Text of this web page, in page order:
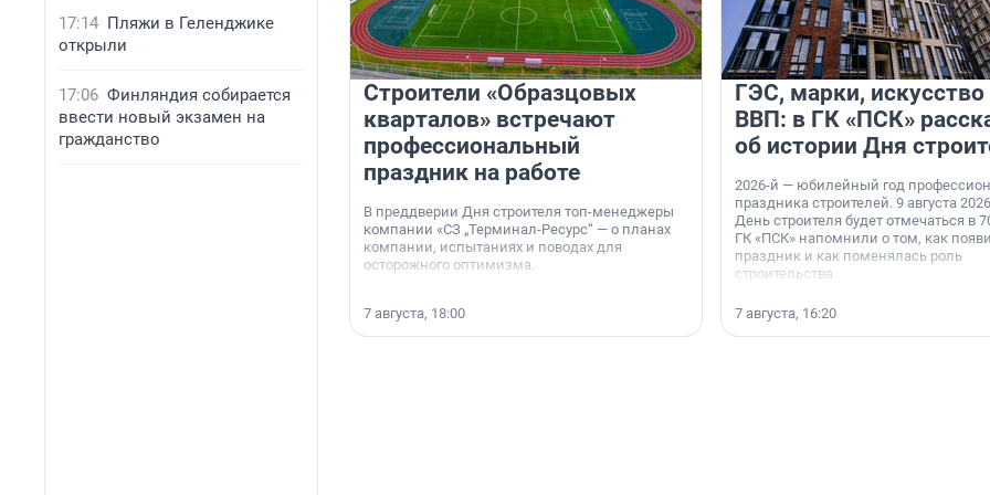
17:14 Пляжи в Геленджике
открыли
17:06 Финляндия собирается
ввести новый экзамен на
гражданство
Строители «Образцовых
кварталов» встречают
профессиональный
праздник на работе
В преддверии Дня строителя топ-менеджеры
компании «СЗ „Терминал-Ресурс“ — о планах
компании, испытаниях и поводах для
осторожного оптимизма.
7 августа, 18:00
ГЭС, марки, искусство
ВВП: в ГК «ПСК»
об истории Дня
2026-й — юбилейный год
праздника строителей. 9 августа
День строителя будет отмечаться в
ГК «ПСК» напомнили о том, как
праздник и как поменялась роль
строительства.
7 августа, 16:20